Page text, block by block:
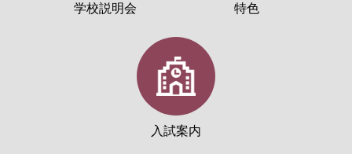
学校説明会 特色
入試案内